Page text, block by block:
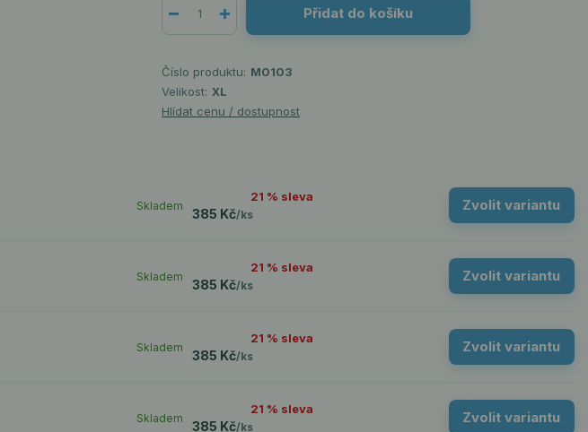
Přidat do košíku
Číslo produktu: M0103
Velikost: XL
Hlídat cenu / dostupnost
21 % sleva
385 Kč/ks
Skladem Zvolit variantu
21 % sleva
385 Kč/ks
Skladem Zvolit variantu
21 % sleva
385 Kč/ks
Skladem Zvolit variantu
21 % sleva
385 Kč/ks
Skladem Zvolit variantu